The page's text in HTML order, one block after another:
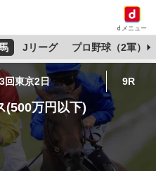
dメニュー
Jリーグ プロ野球（2軍）
回東京2日 9R
(500万円以下)